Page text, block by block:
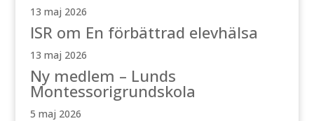
13 maj 2026
ISR om En förbättrad elevhälsa
13 maj 2026
Ny medlem – Lunds
Montessorigrundskola
5 maj 2026